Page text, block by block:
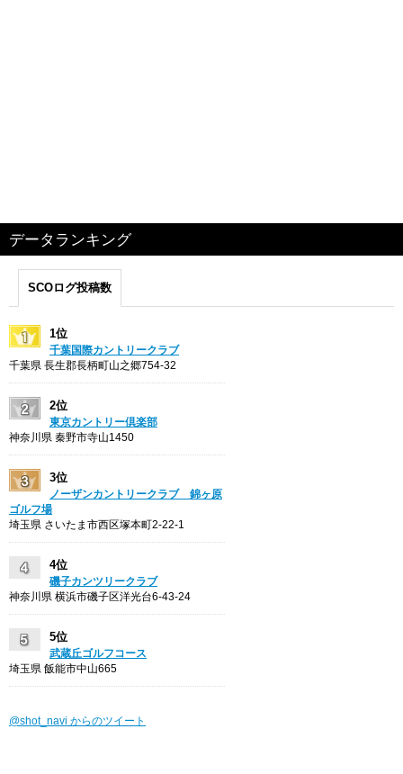
データランキング
SCOログ投稿数
1位
千葉国際カントリークラブ
千葉県 長生郡長柄町山之郷754-32
2位
東京カントリー倶楽部
神奈川県 秦野市寺山1450
3位
ノーザンカントリークラブ 錦ヶ原
ゴルフ場
埼玉県 さいたま市西区塚本町2-22-1
4位
磯子カンツリークラブ
神奈川県 横浜市磯子区洋光台6-43-24
5位
武蔵丘ゴルフコース
埼玉県 飯能市中山665
@shot_navi からのツイート